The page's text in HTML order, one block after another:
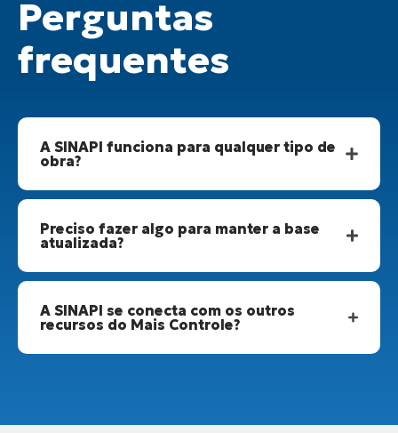
Perguntas
frequentes
A SINAPI funciona para qualquer tipo de
obra?
Preciso fazer algo para manter a base
atualizada?
A SINAPI se conecta com os outros
recursos do Mais Controle?